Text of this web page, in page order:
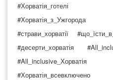
#Хорватія_готелі
#Хорватія_з_Ужгорода
#страви_хорватії
#десерти_хорватія
#All_inclusive_Хорватія
#Хорватія_всевключено